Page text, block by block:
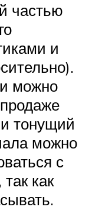
частью
и
можно
тонущий
можно
с
как